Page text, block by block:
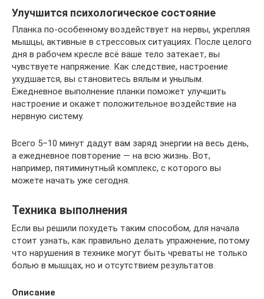
Улучшится психологическое состояние
Планка по-особенному воздействует на нервы, укрепляя
мышцы, активные в стрессовых ситуациях. После целого
дня в рабочем кресле всё ваше тело затекает, вы
чувствуете напряжение. Как следствие, настроение
ухудшается, вы становитесь вялым и унылым.
Ежедневное выполнение планки поможет улучшить
настроение и окажет положительное воздействие на
нервную систему.
Всего 5–10 минут дадут вам заряд энергии на весь день,
а ежедневное повторение — на всю жизнь. Вот,
например, пятиминутный комплекс, с которого вы
можете начать уже сегодня.
Техника выполнения
Если вы решили похудеть таким способом, для начала
стоит узнать, как правильно делать упражнение, потому
что нарушения в технике могут быть чреваты не только
болью в мышцах, но и отсутствием результатов.
Описание